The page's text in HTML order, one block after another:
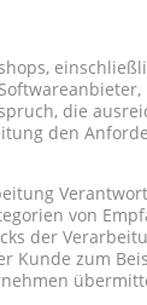
die
den
von
der
Kunde zum